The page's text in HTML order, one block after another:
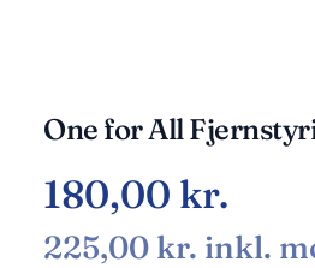
One for All
180,00 kr.
225,00 kr. inkl.